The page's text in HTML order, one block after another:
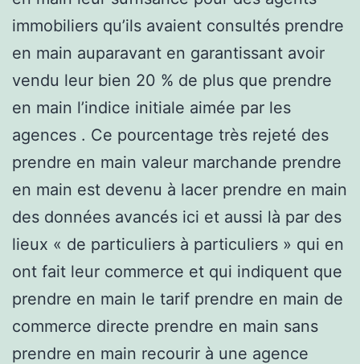
immobiliers qu’ils avaient consultés prendre
en main auparavant en garantissant avoir
vendu leur bien 20 % de plus que prendre
en main l’indice initiale aimée par les
agences . Ce pourcentage très rejeté des
prendre en main valeur marchande prendre
en main est devenu à lacer prendre en main
des données avancés ici et aussi là par des
lieux « de particuliers à particuliers » qui en
ont fait leur commerce et qui indiquent que
prendre en main le tarif prendre en main de
commerce directe prendre en main sans
prendre en main recourir à une agence